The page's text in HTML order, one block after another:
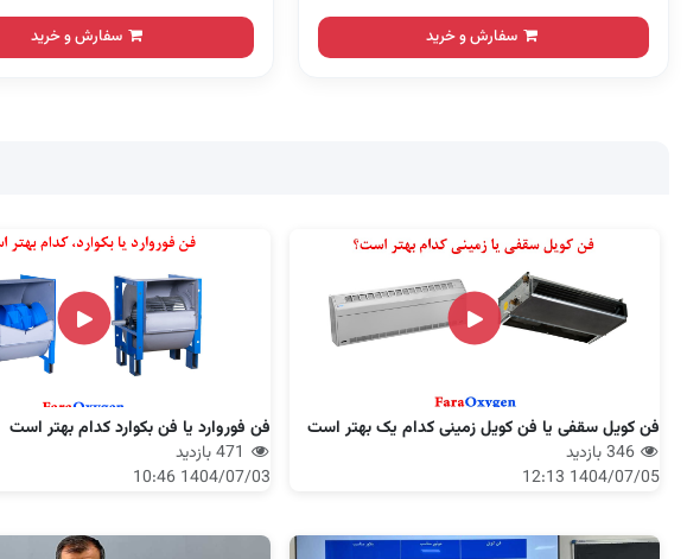
سفارش و خرید سفارش و خرید
فن کویل سقفی یا فن کویل زمینی کدام یک بهتر است
346 بازدید
1404/07/05 12:13
فن فوروارد یا فن بکوارد کدام بهتر است
1404/07/03 10:46